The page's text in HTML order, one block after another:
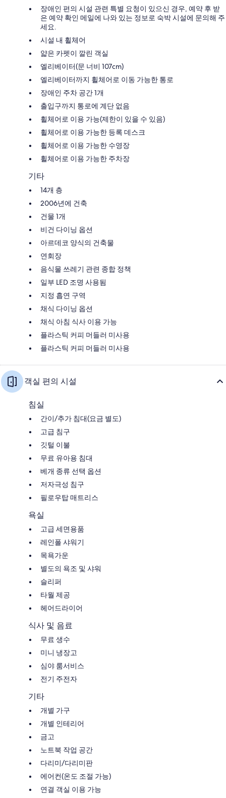
장애인 편의 시설 관련 특별 요청이 있으신 경우, 예약 후 받
은 예약 확인 메일에 나와 있는 정보로 숙박 시설에 문의해 주
세요.
시설 내 휠체어
얇은 카펫이 깔린 객실
엘리베이터(문 너비 107cm)
엘리베이터까지 휠체어로 이동 가능한 통로
장애인 주차 공간 1개
출입구까지 통로에 계단 없음
휠체어로 이용 가능(제한이 있을 수 있음)
휠체어로 이용 가능한 등록 데스크
휠체어로 이용 가능한 수영장
휠체어로 이용 가능한 주차장
기타
14개 층
2006년에 건축
건물 1개
비건 다이닝 옵션
아르데코 양식의 건축물
연회장
음식물 쓰레기 관련 종합 정책
일부 LED 조명 사용됨
지정 흡연 구역
채식 다이닝 옵션
채식 아침 식사 이용 가능
플라스틱 커피 머들러 미사용
플라스틱 커피 머들러 미사용
객실 편의 시설
침실
간이/추가 침대(요금 별도)
고급 침구
깃털 이불
무료 유아용 침대
베개 종류 선택 옵션
저자극성 침구
필로우탑 매트리스
욕실
고급 세면용품
레인폴 샤워기
목욕가운
별도의 욕조 및 샤워
슬리퍼
타월 제공
헤어드라이어
식사 및 음료
무료 생수
미니 냉장고
심야 룸서비스
전기 주전자
기타
개별 가구
개별 인테리어
금고
노트북 작업 공간
다리미/다리미판
에어컨(온도 조절 가능)
연결 객실 이용 가능